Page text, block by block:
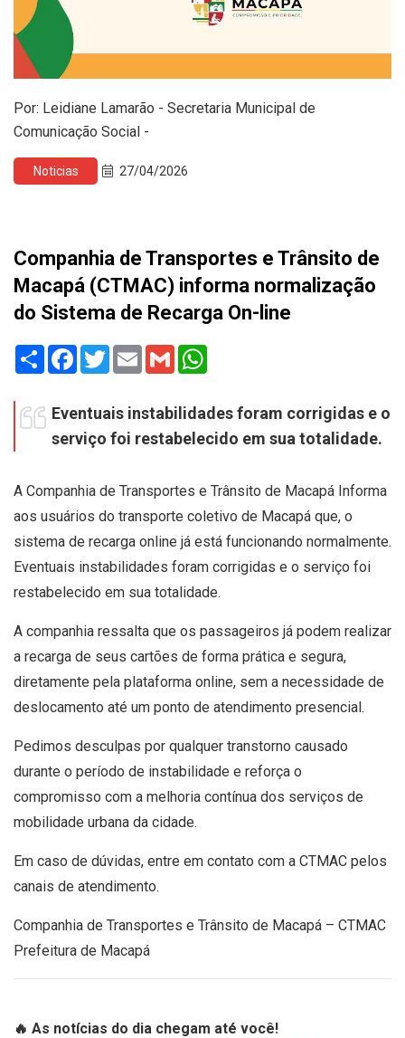
Por: Leidiane Lamarão - Secretaria Municipal de
Comunicação Social -
Noticias 27/04/2026
Companhia de Transportes e Trânsito de
Macapá (CTMAC) informa normalização
do Sistema de Recarga On-line
Share Facebook
TwitterEmail Gmail
Eventuais instabilidades foram corrigidas e o
serviço foi restabelecido em sua totalidade.
A Companhia de Transportes e Trânsito de Macapá Informa
aos usuários do transporte coletivo de Macapá que, o
sistema de recarga online já está funcionando normalmente.
Eventuais instabilidades foram corrigidas e o serviço foi
restabelecido em sua totalidade.
A companhia ressalta que os passageiros já podem realizar
a recarga de seus cartões de forma prática e segura,
diretamente pela plataforma online, sem a necessidade de
deslocamento até um ponto de atendimento presencial.
Pedimos desculpas por qualquer transtorno causado
durante o período de instabilidade e reforça o
compromisso com a melhoria contínua dos serviços de
mobilidade urbana da cidade.
Em caso de dúvidas, entre em contato com a CTMAC pelos
canais de atendimento.
Companhia de Transportes e Trânsito de Macapá – CTMAC
Prefeitura de Macapá
🔥 As notícias do dia chegam até você!